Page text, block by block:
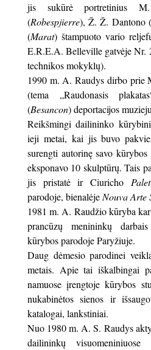
jis sukūrė portretinius
(Robespjierre), Ž. Ž. Dantono (
(Marat) štampuoto vario
E.R.E.A. Belleville gatvėje Nr.
technikos mokyklų).
1990 m. A. Raudys dirbo prie
(tema „Raudonasis
(Besancon) deportacijos
Reikšmingi dailininko
ieji metai, kai jis buvo
surengti autorinę savo
eksponavo 10 skulptūrų. Tais
jis pristatė ir Ciuricho
parodoje, bienalėje Nouva Arte
1981 m. A. Raudžio kūryba
prancūzų menininkų
kūrybos parodoje Paryžiuje.
Daug dėmesio parodinei
metais. Apie tai iškalbingai
namuose įrengtoje kūrybos
nukabinėtos sienos ir
katalogai, lankstiniai.
Nuo 1980 m. A. S. Raudys
dailininkų visuomeniniuose